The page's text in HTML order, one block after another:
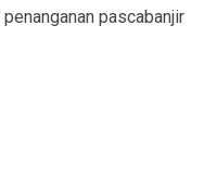
pascabanjir